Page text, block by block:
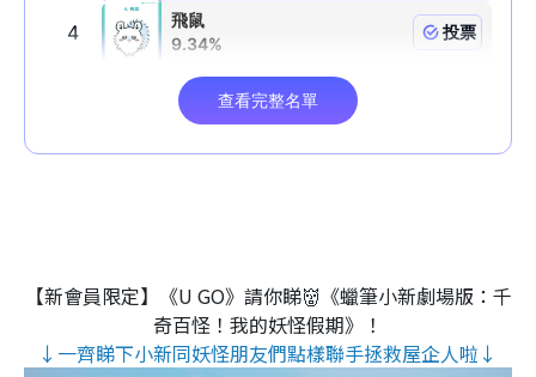
【新會員限定】《U GO》請你睇👹《蠟筆小新劇場版：千
奇百怪！我的妖怪假期》！
↓一齊睇下小新同妖怪朋友們點樣聯手拯救屋企人啦↓